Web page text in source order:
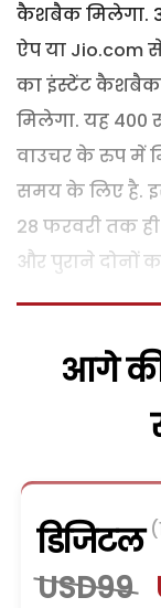
कैशबैक मिलेगा.
ऐप या Jio.com से
का इंस्टेंट कैशबैक
मिलेगा. यह
वाउचर के रुप में
समय के लिए है.
28 फरवरी तक
और पुराने दोनों
आगे
डिजिटल
USD99